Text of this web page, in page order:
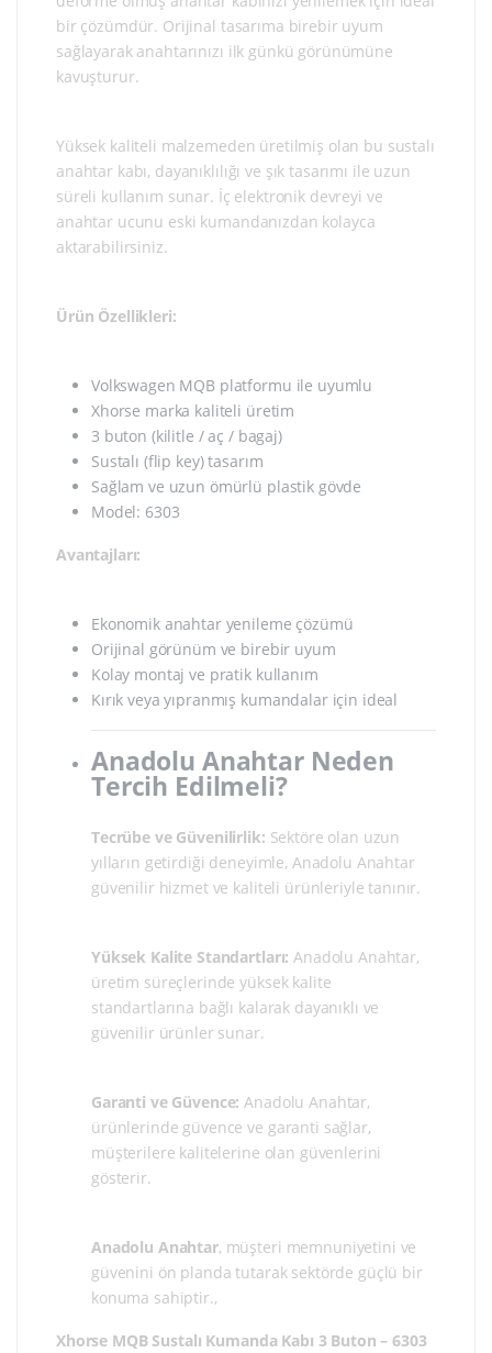
bir çözümdür. Orijinal tasarıma birebir uyum
sağlayarak anahtarınızı ilk günkü görünümüne
kavuşturur.
Yüksek kaliteli malzemeden üretilmiş olan bu sustalı
anahtar kabı, dayanıklılığı ve şık tasarımı ile uzun
süreli kullanım sunar. İç elektronik devreyi ve
anahtar ucunu eski kumandanızdan kolayca
aktarabilirsiniz.
Ürün Özellikleri:
Volkswagen MQB platformu ile uyumlu
Xhorse marka kaliteli üretim
3 buton (kilitle / aç / bagaj)
Sustalı (flip key) tasarım
Sağlam ve uzun ömürlü plastik gövde
Model: 6303
Avantajları:
Ekonomik anahtar yenileme çözümü
Orijinal görünüm ve birebir uyum
Kolay montaj ve pratik kullanım
Kırık veya yıpranmış kumandalar için ideal
Anadolu Anahtar Neden
Tercih Edilmeli?
Tecrübe ve Güvenilirlik: Sektöre olan uzun
yılların getirdiği deneyimle, Anadolu Anahtar
güvenilir hizmet ve kaliteli ürünleriyle tanınır.
Yüksek Kalite Standartları: Anadolu Anahtar,
üretim süreçlerinde yüksek kalite
standartlarına bağlı kalarak dayanıklı ve
güvenilir ürünler sunar.
Garanti ve Güvence: Anadolu Anahtar,
ürünlerinde güvence ve garanti sağlar,
müşterilere kalitelerine olan güvenlerini
gösterir.
Anadolu Anahtar, müşteri memnuniyetini ve
güvenini ön planda tutarak sektörde güçlü bir
konuma sahiptir.,
Xhorse MQB Sustalı Kumanda Kabı 3 Buton – 6303